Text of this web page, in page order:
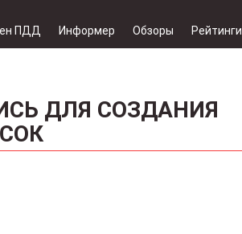
ПДД Информер Обзоры Рейтинги
ДЛЯ СОЗДАНИЯ